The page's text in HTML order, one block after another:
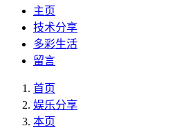
主页
技术分享
多彩生活
留言
首页
娱乐分享
本页